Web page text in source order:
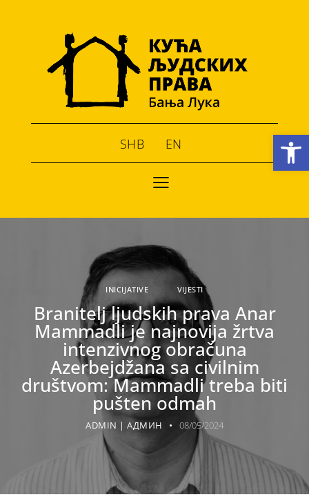
Open toolbar
SHB EN
INICIJATIVE VIJESTI
Branitelj ljudskih prava Anar
Mammadli je najnovija žrtva
intenzivnog obračuna
Azerbejdžana sa civilnim
društvom: Mammadli treba biti
pušten odmah
ADMIN | АДМИН 08/05/2024